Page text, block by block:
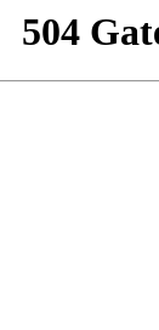
504